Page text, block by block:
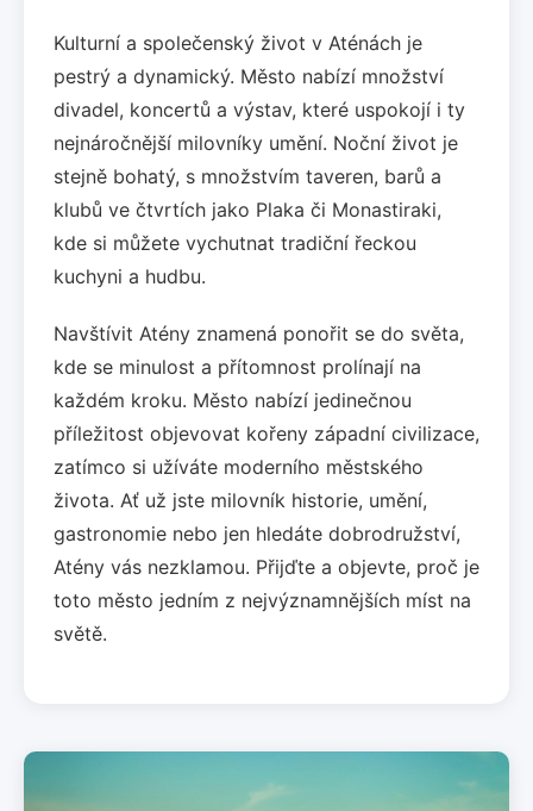
Kulturní a společenský život v Aténách je
pestrý a dynamický. Město nabízí množství
divadel, koncertů a výstav, které uspokojí i ty
nejnáročnější milovníky umění. Noční život je
stejně bohatý, s množstvím taveren, barů a
klubů ve čtvrtích jako Plaka či Monastiraki,
kde si můžete vychutnat tradiční řeckou
kuchyni a hudbu.
Navštívit Atény znamená ponořit se do světa,
kde se minulost a přítomnost prolínají na
každém kroku. Město nabízí jedinečnou
příležitost objevovat kořeny západní civilizace,
zatímco si užíváte moderního městského
života. Ať už jste milovník historie, umění,
gastronomie nebo jen hledáte dobrodružství,
Atény vás nezklamou. Přijďte a objevte, proč je
toto město jedním z nejvýznamnějších míst na
světě.